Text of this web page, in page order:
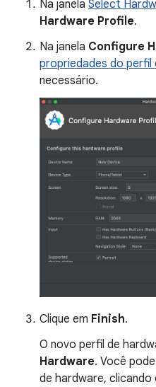
Na janela Select
Hardware Profile.
Na janela Configure
propriedades do perfil
necessário.
Clique em Finish.
O novo perfil de
Hardware. Você pode
de hardware, clicando